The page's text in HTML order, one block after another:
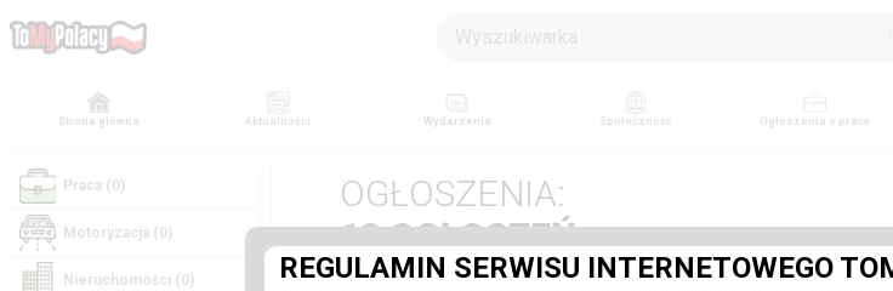
REGULAMIN SERWISU INTERNETOWEGO
Strona główna Aktualności Wydarzenia Społeczność Ogłoszenia o pracę
Praca (0)
Motoryzacja (0)
Nieruchomości (0)
OGŁOSZENIA:
18 OGŁOSZEŃ